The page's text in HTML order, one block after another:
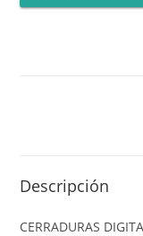
Descripción
CERRADURAS